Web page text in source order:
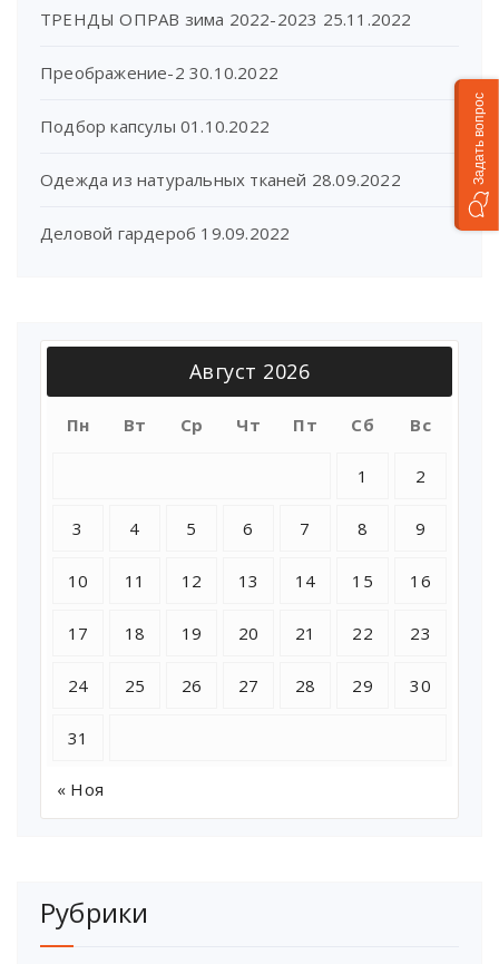
ТРЕНДЫ ОПРАВ зима 2022-2023 25.11.2022
Преображение-2 30.10.2022
Подбор капсулы 01.10.2022
Одежда из натуральных тканей 28.09.2022
Деловой гардероб 19.09.2022
Август 2026
Пн Вт Ср Чт Пт Сб Вс
1 2
3 4 5 6 7 8 9
10 11 12 13 14 15 16
17 18 19 20 21 22 23
24 25 26 27 28 29 30
31
« Ноя
Рубрики
Задать вопрос